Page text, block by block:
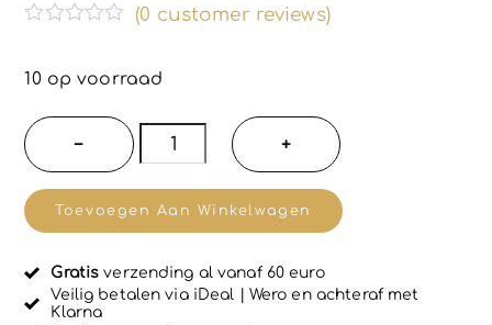
w
r
d
e
r
d
0
i
t
5
(0 customer reviews)
10 op voorraad
−
100%
natuurlijke
olie
Gouwe
+
Toevoegen Aan Winkelwagen
Gratis verzending al vanaf 60 euro
Veilig betalen via iDeal | Wero en achteraf met
Klarna